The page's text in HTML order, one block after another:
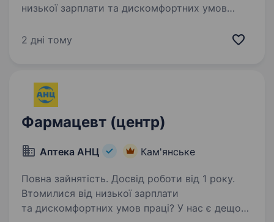
низької зарплати та дискомфортних умов
фармацевтичного ринку — «Аптека АНЦ» і
2 дні тому
Фармацевт (центр)
Аптека АНЦ Кам'янське
Повна зайнятість. Досвід роботи від 1 року.
Втомилися від низької зарплати
та дискомфортних умов праці? У нас є дещо